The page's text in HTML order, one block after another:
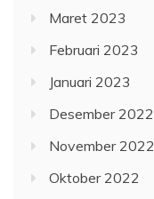
Maret 2023
Februari 2023
Januari 2023
Desember 2022
November 2022
Oktober 2022